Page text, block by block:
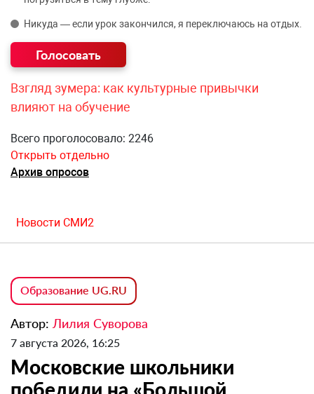
Никуда — если урок закончился, я переключаюсь на отдых.
Взгляд зумера: как культурные привычки
влияют на обучение
Всего проголосовало: 2246
Открыть отдельно
Архив опросов
Новости СМИ2
Образование UG.RU
Автор: Лилия Суворова
7 августа 2026, 16:25
Московские школьники
победили на «Большой